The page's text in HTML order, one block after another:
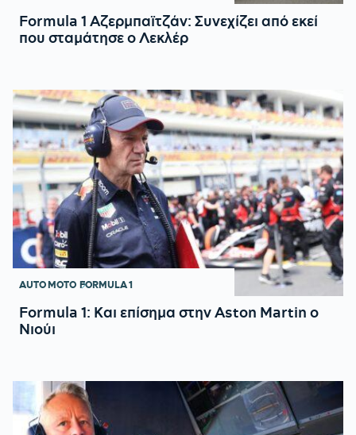
Formula 1 Αζερμπαϊτζάν: Συνεχίζει από εκεί
που σταμάτησε ο Λεκλέρ
AUTO MOTO FORMULA 1
Formula 1: Και επίσημα στην Aston Martin ο
Νιούι